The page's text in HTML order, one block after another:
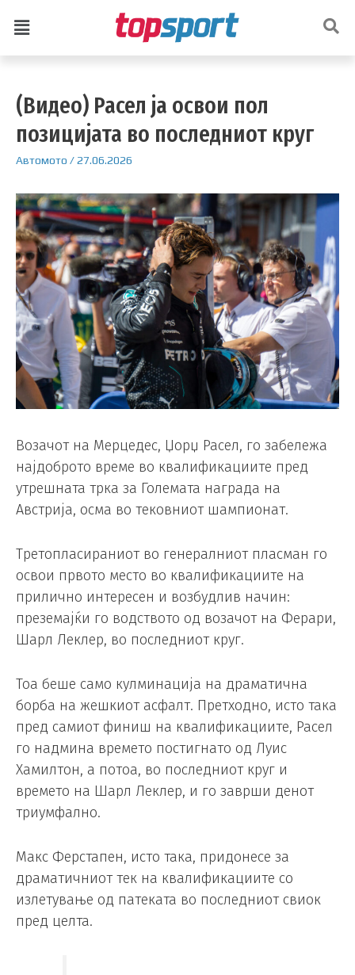
(Видео) Расел ја освои пол
позицијата во последниот круг
Автомото /27.06.2026
Возачот на Мерцедес, Џорџ Расел, го забележа
најдоброто време во квалификациите пред
утрешната трка за Големата награда на
Австрија, осма во тековниот шампионат.
Третопласираниот во генералниот пласман го
освои првото место во квалификациите на
прилично интересен и возбудлив начин:
преземајќи го водството од возачот на Ферари,
Шарл Леклер, во последниот круг.
Тоа беше само кулминација на драматична
борба на жешкиот асфалт. Претходно, исто така
пред самиот финиш на квалификациите, Расел
го надмина времето постигнато од Луис
Хамилтон, а потоа, во последниот круг и
времето на Шарл Леклер, и го заврши денот
триумфално.
Макс Ферстапен, исто така, придонесе за
драматичниот тек на квалификациите со
излетување од патеката во последниот свиок
пред целта.